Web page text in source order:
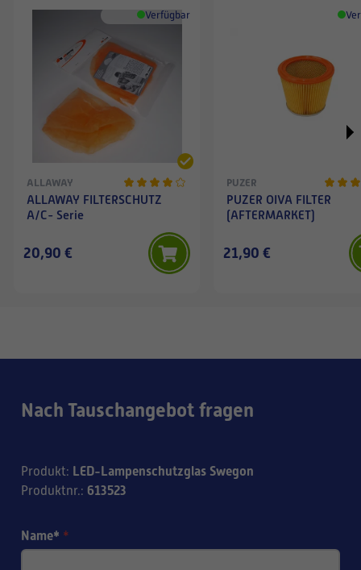
Verfügbar
ALLAWAY
ALLAWAY FILTERSCHUTZ
A/C- Serie
20,90 €
PUZER
PUZER OIVA FILTER
(AFTERMARKET)
21,90 €
Nach Tauschangebot fragen
Produkt: LED-Lampenschutzglas Swegon
Produktnr.: 613523
Name* *